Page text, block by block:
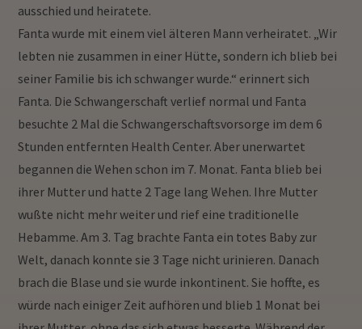
ausschied und heiratete.
Fanta wurde mit einem viel älteren Mann verheiratet. „Wir
lebten nie zusammen in einer Hütte, sondern ich blieb bei
seiner Familie bis ich schwanger wurde.“ erinnert sich
Fanta. Die Schwangerschaft verlief normal und Fanta
besuchte 2 Mal die Schwangerschaftsvorsorge im dem 6
Stunden entfernten Health Center. Aber unerwartet
begannen die Wehen schon im 7. Monat. Fanta blieb bei
ihrer Mutter und hatte 2 Tage lang Wehen. Ihre Mutter
wußte nicht mehr weiter und rief eine traditionelle
Hebamme. Am 3. Tag brachte Fanta ein totes Baby zur
Welt, danach konnte sie 3 Tage nicht urinieren. Danach
brach die Blase und sie wurde inkontinent. Sie hoffte, es
würde nach einiger Zeit aufhören und blieb 1 Monat bei